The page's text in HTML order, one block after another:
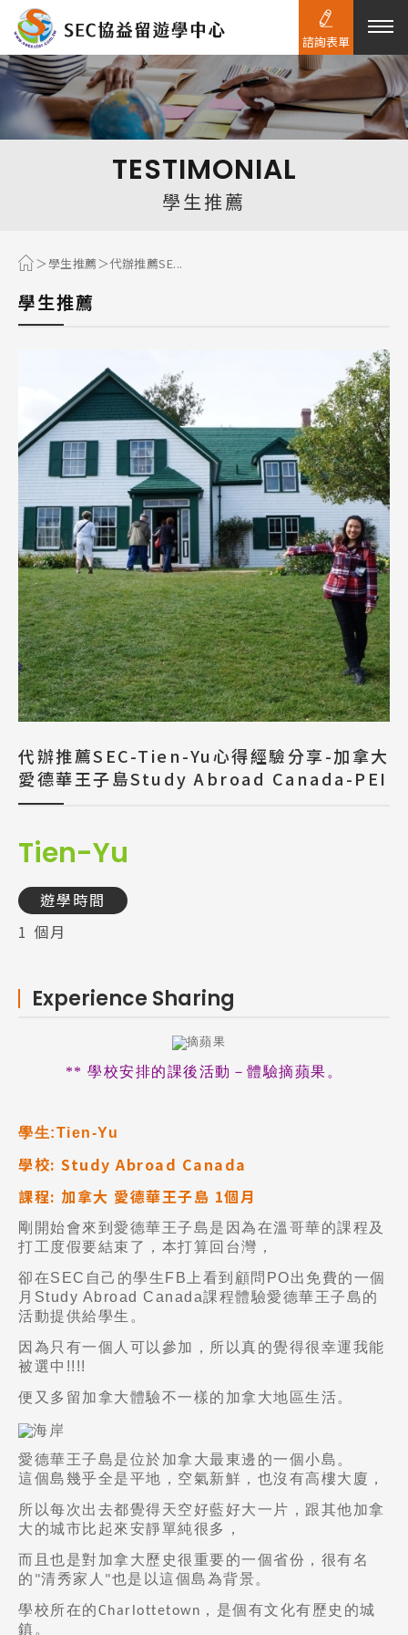
熱門搜尋：
TESTIMONIAL
學生推薦
學生推薦 代辦推薦SE...
學生推薦
代辦推薦SEC-Tien-Yu心得經驗分享-加拿大
愛德華王子島Study Abroad Canada-PEI
Tien-Yu
遊學時間
1 個月
Experience Sharing
** 學校安排的課後活動－體驗摘蘋果。
學生:Tien-Yu
學校: Study Abroad Canada
課程: 加拿大 愛德華王子島 1個月
剛開始會來到愛德華王子島是因為在溫哥華的課程及
打工度假要結束了，本打算回台灣，
卻在SEC 自己的學生 FB 上看到顧問 PO出免費的一個
月 Study Abroad Canada課程體驗愛德華王子島的
活動提供給學生。
因為只有一個人可以參加，所以真的覺得很幸運我能
被選中 !!!!
便又多留加拿大體驗不一樣的加拿大地區生活。
愛德華王子島是位於加拿大最東邊的一個小島。
這個島幾乎全是平地，空氣新鮮，也沒有高樓大廈，
所以每次出去都覺得天空好藍好大一片， 跟其他加拿
大的城市比起來安靜單純很多，
而且也是對加拿大歷史很重要的一個省份，很有名
的 "清秀家人 "也是以這個島為背景。
學校所在的Charlottetown ，是個有文化有歷史的城
鎮。
諮詢表單